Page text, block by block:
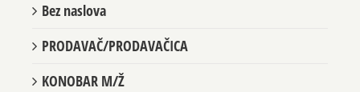
Bez naslova
PRODAVAČ/PRODAVAČICA
KONOBAR M/Ž